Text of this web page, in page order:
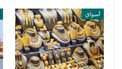
أسواق